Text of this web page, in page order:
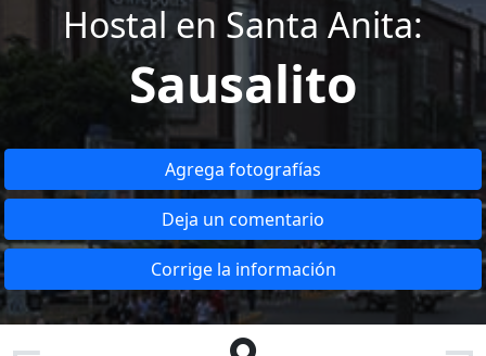
Hostal en Santa Anita:
Sausalito
Agrega fotografías
Deja un comentario
Corrige la información